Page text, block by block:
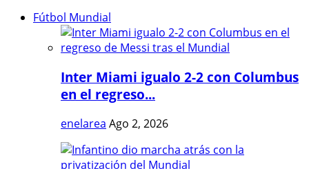
Fútbol Mundial
Inter Miami igualo 2-2 con Columbus
en el regreso...
enelarea Ago 2, 2026